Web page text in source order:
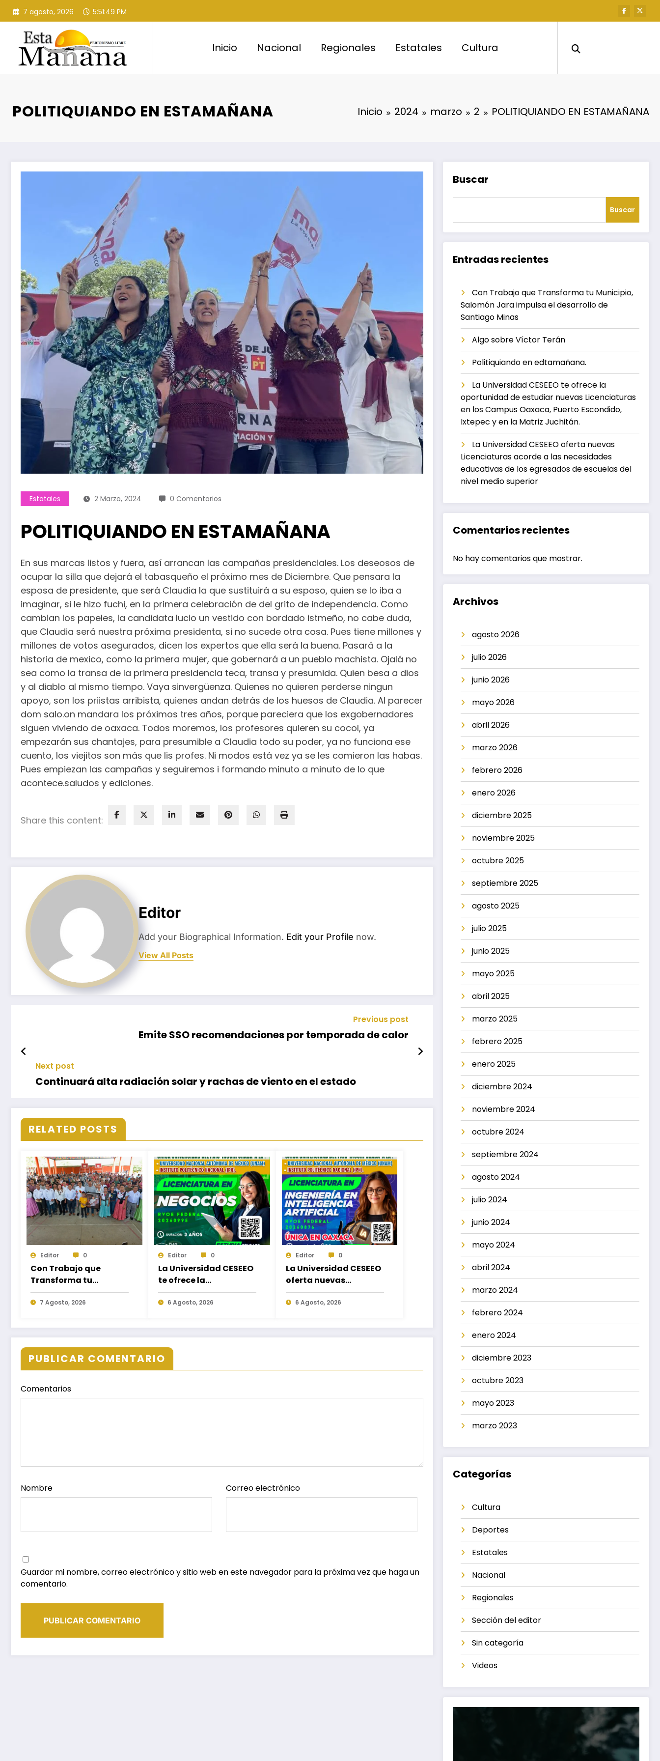
Saltar
contenido
7 agosto, 2026 5:51:49 PM
Inicio Nacional Regionales Estatales Cultura
POLITIQUIANDO EN ESTAMAÑANA Inicio 2024 marzo 2 POLITIQUIANDO EN ESTAMAÑANA
Estatales 2 Marzo, 2024 0 Comentarios
POLITIQUIANDO EN ESTAMAÑANA
En sus marcas listos y fuera, así arrancan las campañas presidenciales. Los deseosos de
ocupar la silla que dejará el tabasqueño el próximo mes de Diciembre. Que pensara la
esposa de presidente, que será Claudia la que sustituirá a su esposo, quien se lo iba a
imaginar, si le hizo fuchi, en la primera celebración de del grito de independencia. Como
cambian los papeles, la candidata lucio un vestido con bordado istmeño, no cabe duda,
que Claudia será nuestra próxima presidenta, si no sucede otra cosa. Pues tiene millones y
millones de votos asegurados, dicen los expertos que ella será la buena. Pasará a la
historia de mexico, como la primera mujer, que gobernará a un pueblo machista. Ojalá no
sea como la transa de la primera presidencia teca, transa y presumida. Quien besa a dios
y al diablo al mismo tiempo. Vaya sinvergüenza. Quienes no quieren perderse ningun
apoyo, son los priistas arribista, quienes andan detrás de los huesos de Claudia. Al parecer
dom salo.on mandara los próximos tres años, porque pareciera que los exgobernadores
siguen viviendo de oaxaca. Todos moremos, los profesores quieren su cocol, ya
empezarán sus chantajes, para presumible a Claudia todo su poder, ya no funciona ese
cuento, los viejitos son más que lis profes. Ni modos está vez ya se les comieron las habas.
Pues empiezan las campañas y seguiremos i formando minuto a minuto de lo que
acontece.saludos y ediciones.
Share this content:
Editor
Add your Biographical Information. Edit your Profile now.
View All Posts
Previous post
Emite SSO recomendaciones por temporada de calor
Next post
Continuará alta radiación solar y rachas de viento en el estado
RELATED POSTS
Editor 0
Con Trabajo que
Transforma tu
Municipio, Salomón
Jara impulsa el
Minas
7 Agosto, 2026
Editor 0
La Universidad CESEEO
te ofrece la
oportunidad de
estudiar nuevas
Campus Oaxaca,
Puerto Escondido,
Ixtepec y en la Matriz
Juchitán.
6 Agosto, 2026
Editor 0
La Universidad CESEEO
oferta nuevas
Licenciaturas acorde a
las necesidades
egresados de escuelas
del nivel medio
6 Agosto, 2026
PUBLICAR COMENTARIO
Comentarios
Nombre Correo electrónico
Guardar mi nombre, correo electrónico y sitio web en este navegador para la próxima vez que haga un
comentario.
Buscar
Buscar
Entradas recientes
Con Trabajo que Transforma tu Municipio,
Salomón Jara impulsa el desarrollo de
Santiago Minas
Algo sobre Víctor Terán
Politiquiando en edtamañana.
La Universidad CESEEO te ofrece la
oportunidad de estudiar nuevas Licenciaturas
en los Campus Oaxaca, Puerto Escondido,
Ixtepec y en la Matriz Juchitán.
La Universidad CESEEO oferta nuevas
Licenciaturas acorde a las necesidades
educativas de los egresados de escuelas del
nivel medio superior
Comentarios recientes
No hay comentarios que mostrar.
Archivos
agosto 2026
julio 2026
junio 2026
mayo 2026
abril 2026
marzo 2026
febrero 2026
enero 2026
diciembre 2025
noviembre 2025
octubre 2025
septiembre 2025
agosto 2025
julio 2025
junio 2025
mayo 2025
abril 2025
marzo 2025
febrero 2025
enero 2025
diciembre 2024
noviembre 2024
octubre 2024
septiembre 2024
agosto 2024
julio 2024
junio 2024
mayo 2024
abril 2024
marzo 2024
febrero 2024
enero 2024
diciembre 2023
octubre 2023
mayo 2023
marzo 2023
Categorías
Cultura
Deportes
Estatales
Nacional
Regionales
Sección del editor
Sin categoría
Videos